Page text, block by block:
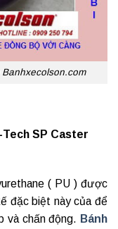
Tech SP Caster
( PU ) được
đặc biệt này của để
và chấn động. Bánh